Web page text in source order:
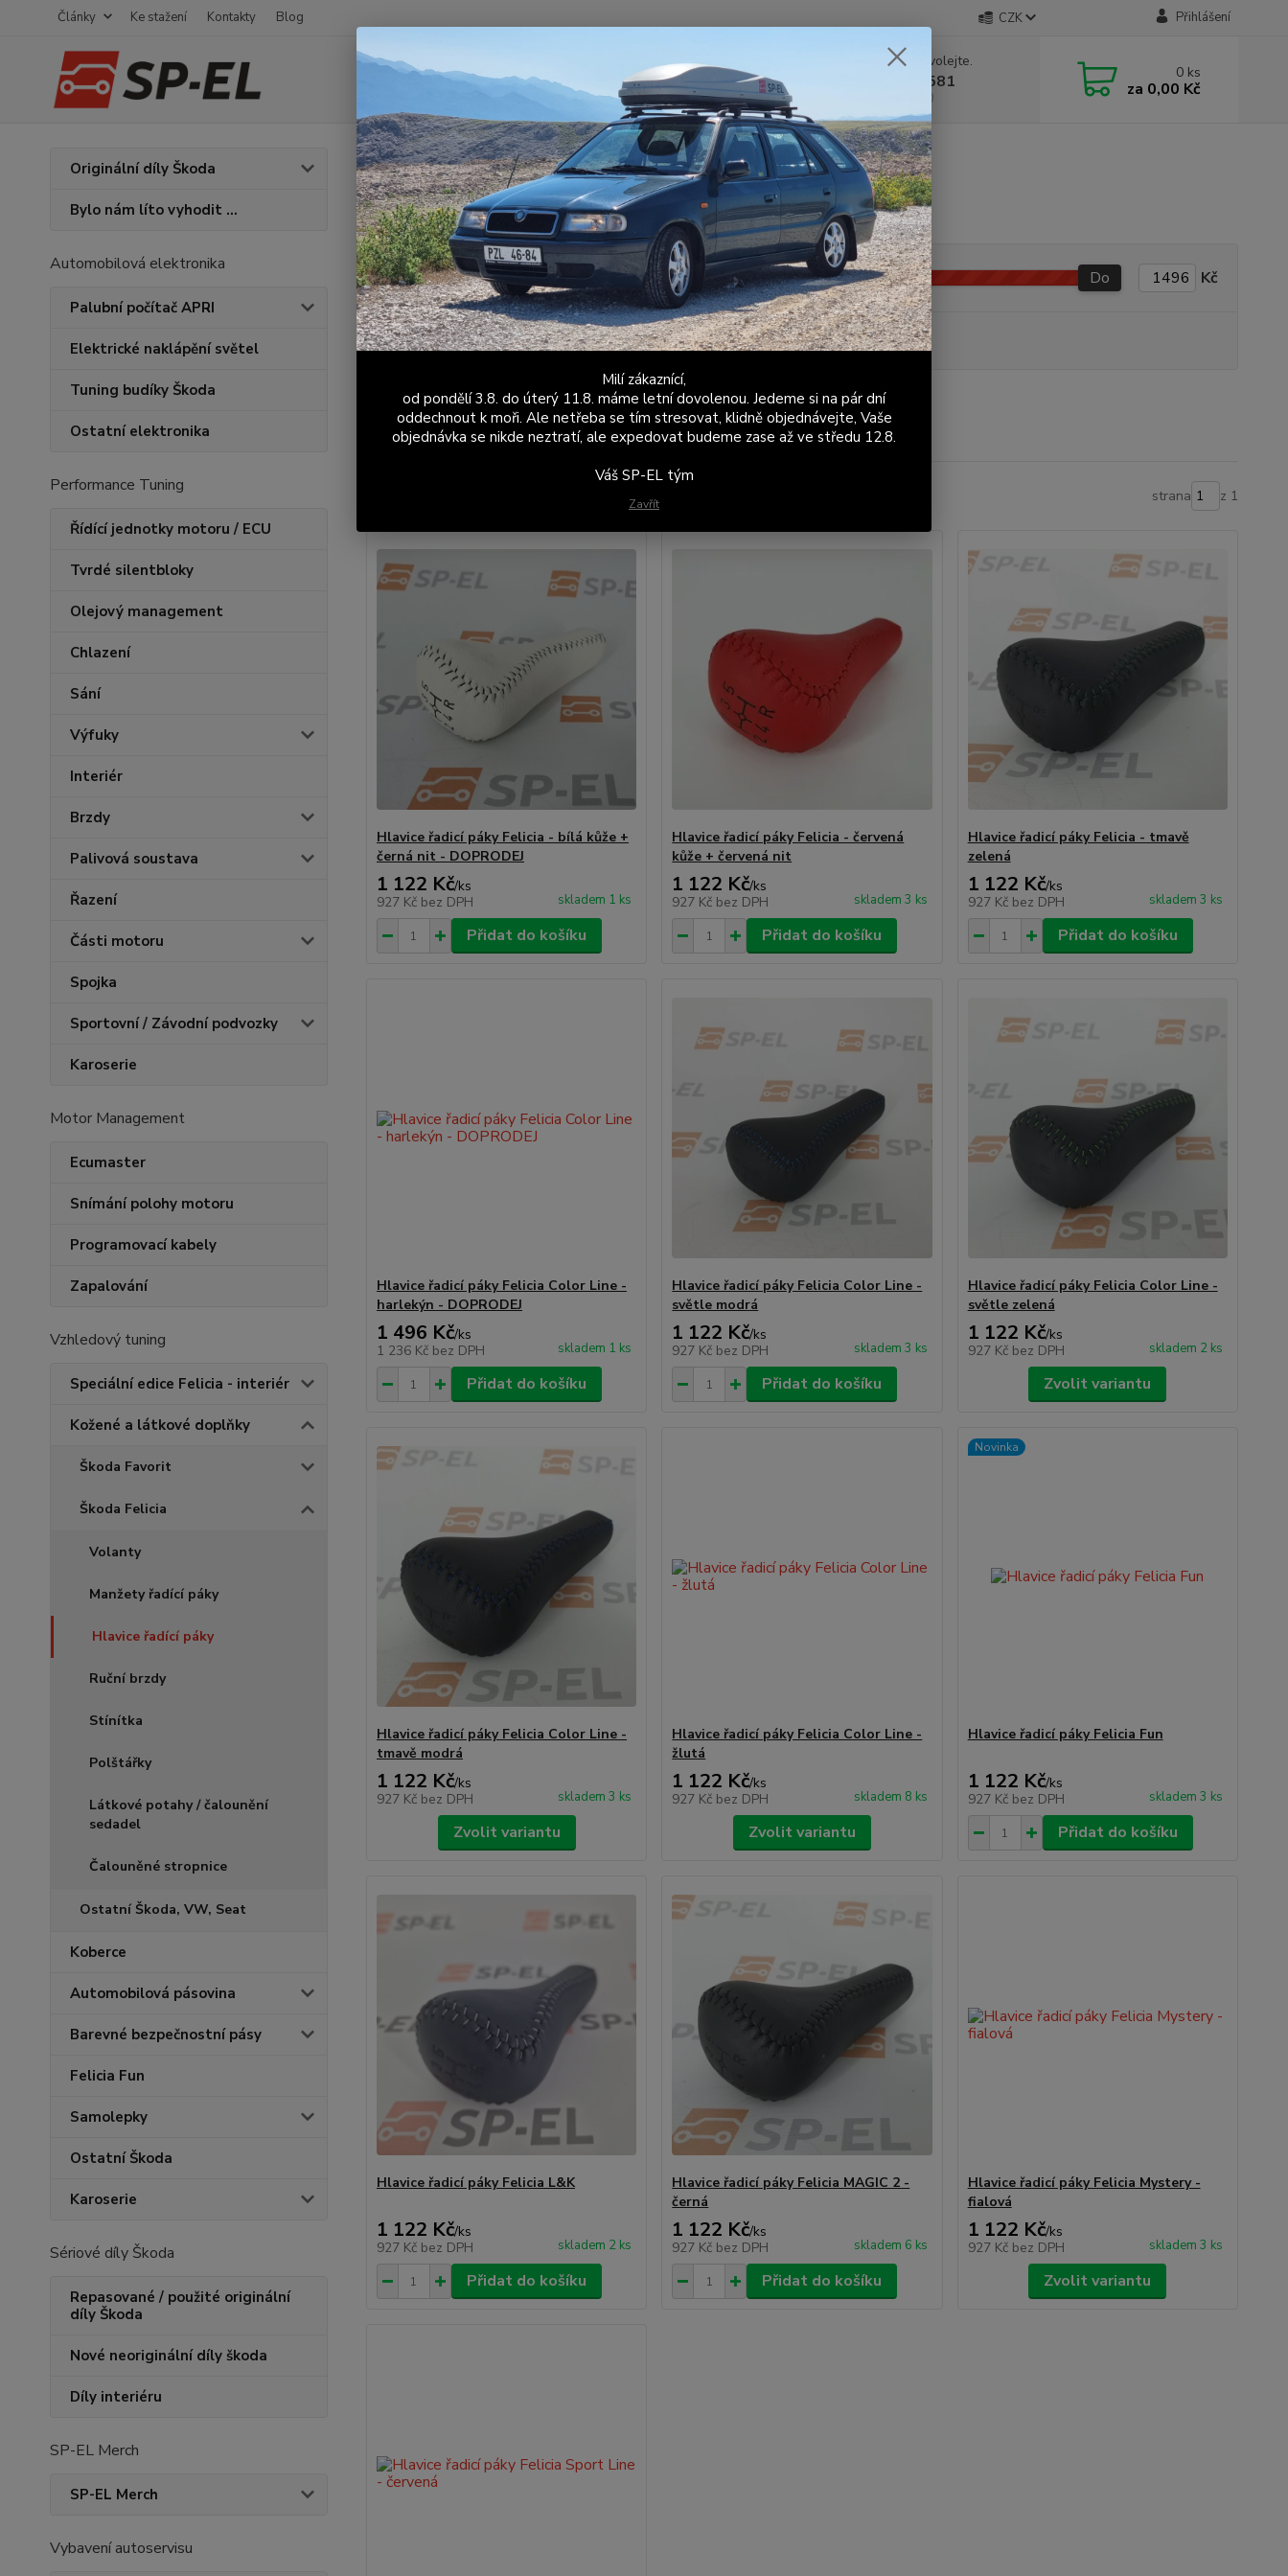
Články Ke stažení Kontakty Blog CZK Přihlášení
Hledat
Nevíte si rady? Zavolejte.
+420 603 411 581
Po - Pá 9:00 - 17:00
0 ks
za 0,00 Kč
Originální díly Škoda
Bylo nám líto vyhodit ...
Automobilová elektronika
Palubní počítač APRI
Elektrické naklápění světel
Tuning budíky Škoda
Ostatní elektronika
Performance Tuning
Řídící jednotky motoru / ECU
Tvrdé silentbloky
Olejový management
Chlazení
Sání
Výfuky
Interiér
Brzdy
Palivová soustava
Řazení
Části motoru
Spojka
Sportovní / Závodní podvozky
Karoserie
Motor Management
Ecumaster
Snímání polohy motoru
Programovací kabely
Zapalování
Vzhledový tuning
Speciální edice Felicia - interiér
Kožené a látkové doplňky
Škoda Favorit
Škoda Felicia
Volanty
Manžety řadící páky
Hlavice řadící páky
Ruční brzdy
Stínítka
Polštářky
Látkové potahy / čalounění
sedadel
Čalouněné stropnice
Ostatní Škoda, VW, Seat
Koberce
Automobilová pásovina
Barevné bezpečnostní pásy
Felicia Fun
Samolepky
Ostatní Škoda
Karoserie
Sériové díly Škoda
Repasované / použité originální
díly Škoda
Nové neoriginální díly škoda
Díly interiéru
SP-EL Merch
SP-EL Merch
Vybavení autoservisu
Úvod Kožené a látkové doplňky Škoda Felicia Hlavice řadící páky
Hlavice řadící páky
Cena: Od Do Kč
Skladem Novinka Akce Doprava ZDARMA TOP produkt
Nejnovější Nejlevnější Nejdražší
strana z 1
Hlavice řadicí páky Felicia - bílá kůže +
černá nit - DOPRODEJ
1 122 Kč/ks
927 Kč bez DPH skladem 1 ks
Přidat do košíku
Hlavice řadicí páky Felicia - červená
kůže + červená nit
1 122 Kč/ks
927 Kč bez DPH skladem 3 ks
Přidat do košíku
Hlavice řadicí páky Felicia - tmavě
zelená
1 122 Kč/ks
927 Kč bez DPH skladem 3 ks
Přidat do košíku
Hlavice řadicí páky Felicia Color Line -
harlekýn - DOPRODEJ
1 496 Kč/ks
1 236 Kč bez DPH skladem 1 ks
Přidat do košíku
Hlavice řadicí páky Felicia Color Line -
světle modrá
1 122 Kč/ks
927 Kč bez DPH skladem 3 ks
Přidat do košíku
Hlavice řadicí páky Felicia Color Line -
světle zelená
1 122 Kč/ks
927 Kč bez DPH skladem 2 ks
Zvolit variantu
Hlavice řadicí páky Felicia Color Line -
tmavě modrá
1 122 Kč/ks
927 Kč bez DPH skladem 3 ks
Zvolit variantu
Hlavice řadicí páky Felicia Color Line -
žlutá
1 122 Kč/ks
927 Kč bez DPH skladem 8 ks
Zvolit variantu
Novinka
Hlavice řadicí páky Felicia Fun
1 122 Kč/ks
927 Kč bez DPH skladem 3 ks
Přidat do košíku
Hlavice řadicí páky Felicia L&K
1 122 Kč/ks
927 Kč bez DPH skladem 2 ks
Přidat do košíku
Hlavice řadicí páky Felicia MAGIC 2 -
černá
1 122 Kč/ks
927 Kč bez DPH skladem 6 ks
Přidat do košíku
Hlavice řadicí páky Felicia Mystery -
fialová
1 122 Kč/ks
927 Kč bez DPH skladem 3 ks
Zvolit variantu
Milí zákaznící,
od pondělí 3.8. do úterý 11.8. máme letní dovolenou. Jedeme si na pár dní
oddechnout k moři. Ale netřeba se tím stresovat, klidně objednávejte, Vaše
objednávka se nikde neztratí, ale expedovat budeme zase až ve středu 12.8.
Váš SP-EL tým
Zavřít